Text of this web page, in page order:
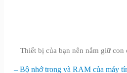
Thiết bị của bạn nên nắm giữ
– Bộ nhớ trong và RAM của máy